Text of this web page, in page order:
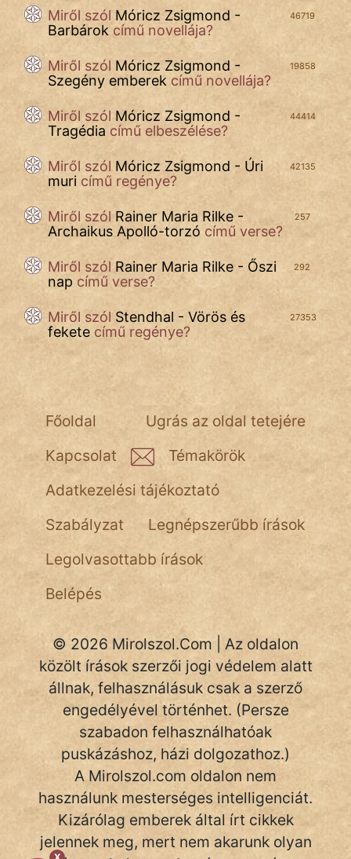
mikkamakka
vörös ördög
nagyöreg
NapHold
Név nélkül
szegény legény
Hoffer Botond
46719
Miről szól Móricz Zsigmond -
Barbárok című novellája?
19858
Miről szól Móricz Zsigmond -
Szegény emberek című novellája?
44414
Miről szól Móricz Zsigmond -
Tragédia című elbeszélése?
42135
Miről szól Móricz Zsigmond - Úri
muri című regénye?
257
Miről szól Rainer Maria Rilke -
Archaikus Apolló-torzó című verse?
292
Miről szól Rainer Maria Rilke - Őszi
nap című verse?
27353
Miről szól Stendhal - Vörös és
fekete című regénye?
Ugrás az oldal tetejére
Főoldal
Kapcsolat
Témakörök
Adatkezelési tájékoztató
Szabályzat
Legnépszerűbb írások
Legolvasottabb írások
Belépés
© 2026 Mirolszol.Com | Az oldalon
közölt írások szerzői jogi védelem alatt
állnak, felhasználásuk csak a szerző
engedélyével történhet. (Persze
szabadon felhasználhatóak
puskázáshoz, házi dolgozathoz.)
A Mirolszol.com oldalon nem
használunk mesterséges intelligenciát.
Kizárólag emberek által írt cikkek
jelennek meg, mert nem akarunk olyan